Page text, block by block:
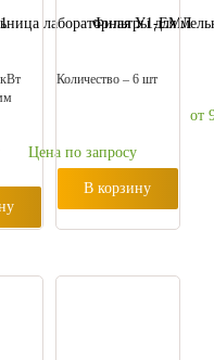
лабораторная У1-ЕМЛ
Цена по запросу
Фильтры для
Количество – 6 шт
от
В корзину